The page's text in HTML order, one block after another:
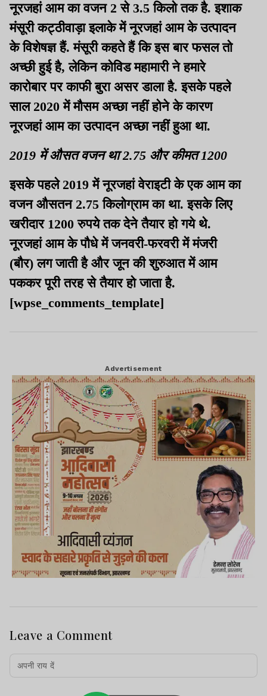
नूरजहां आम का वजन 2 से 3.5 किलो तक है. इशाक
मंसूरी कट्ठीवाड़ा इलाके में नूरजहां आम के उत्पादन
के विशेषज्ञ हैं. मंसूरी कहते हैं कि इस बार फसल तो
अच्छी हुई है, लेकिन कोविड महामारी ने हमारे
कारोबार पर काफी बुरा असर डाला है. इसके पहले
साल 2020 में मौसम अच्छा नहीं होने के कारण
नूरजहां आम का उत्पादन अच्छा नहीं हुआ था.
2019 में औसत वजन था 2.75 और कीमत 1200
इसके पहले 2019 में नूरजहां वेराइटी के एक आम का
वजन औसतन 2.75 किलोग्राम का था. इसके लिए
खरीदार 1200 रुपये तक देने तैयार हो गये थे.
नूरजहां आम के पौधे में जनवरी-फरवरी में मंजरी
(बौर) लग जाती है और जून की शुरुआत में आम
पककर पूरी तरह से तैयार हो जाता है.
[wpse_comments_template]
Advertisement
Leave a Comment